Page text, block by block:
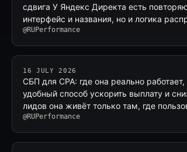
сдвига У Яндекс Директа есть
интерфейс и названия, но и логика
@RUPerformance
16 JULY 2026
СБП для CPA: где она реально
удобный способ ускорить выплату и
лидов она живёт только там, где
@RUPerformance